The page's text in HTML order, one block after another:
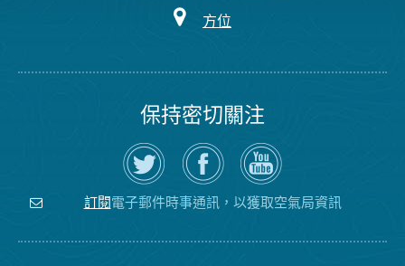
方位
保持密切關注
在
Twitter
上
關
注
空
瀏
覽
空
氣
局
的
空
氣
局
YouTube
頻
道
訂閱電子郵件時事通訊，以獲取空氣局資訊